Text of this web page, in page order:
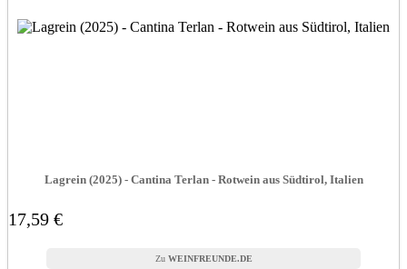
Lagrein (2025) - Cantina Terlan - Rotwein aus Südtirol, Italien
17,59 €
WEINFREUNDE.DE